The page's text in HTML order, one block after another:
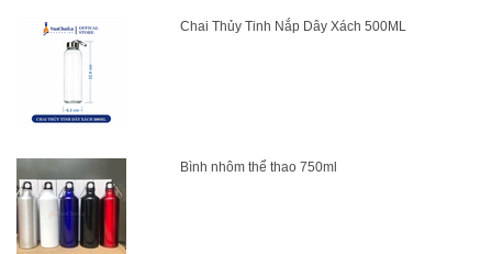
Chai Thủy Tinh Nắp Dây Xách 500ML
Bình nhôm thể thao 750ml